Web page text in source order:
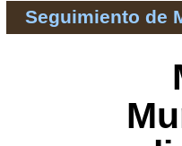
Seguimiento de